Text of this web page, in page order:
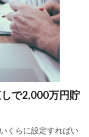
で2,000万円貯
くらに設定すればい